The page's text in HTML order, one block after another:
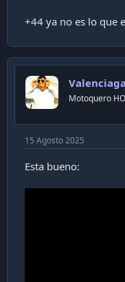
+44 ya no es lo que
Valenciaga
Motoquero
15 Agosto 2025
Esta bueno: